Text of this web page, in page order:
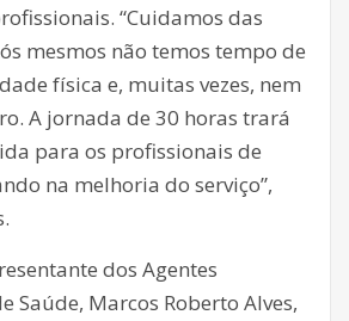
“Cuidamos das
mesmos não temos tempo de
física e, muitas vezes, nem
A jornada de 30 horas trará
para os profissionais de
na melhoria do serviço”,
dos Agentes
Saúde, Marcos Roberto Alves,